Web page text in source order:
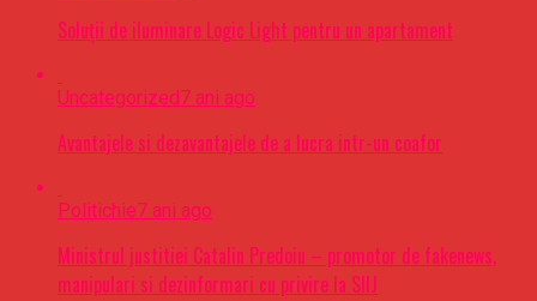
Soluții de iluminare Logic Light pentru un apartament
Uncategorized7 ani ago
Avantajele si dezavantajele de a lucra intr-un coafor
Politichie7 ani ago
Ministrul justitiei Catalin Predoiu – promotor de fakenews,
manipulari si dezinformari cu privire la SIIJ